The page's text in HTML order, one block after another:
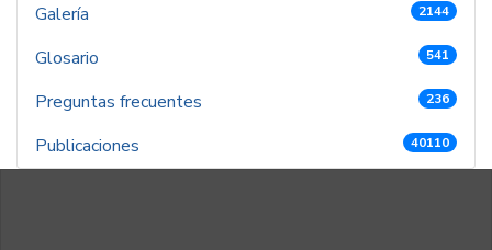
Galería 2144
Glosario 541
Preguntas frecuentes 236
Publicaciones 40110